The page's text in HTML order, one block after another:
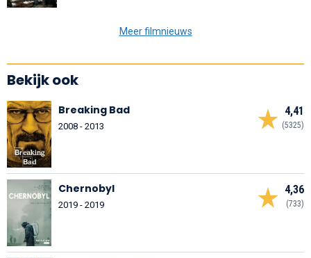
Meer filmnieuws
Bekijk ook
4,41
(5325)
Breaking Bad
2008 - 2013
4,36
(733)
Chernobyl
2019 - 2019